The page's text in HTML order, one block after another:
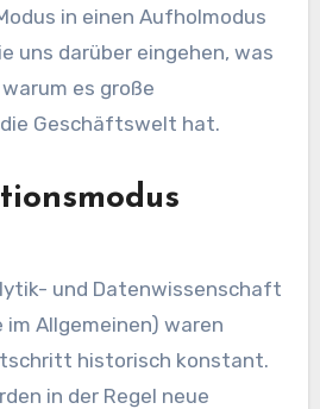
in einen Aufholmodus
uns darüber eingehen, was
es große
Geschäftswelt hat.
und Datenwissenschaft
im Allgemeinen) waren
historisch konstant.
in der Regel neue